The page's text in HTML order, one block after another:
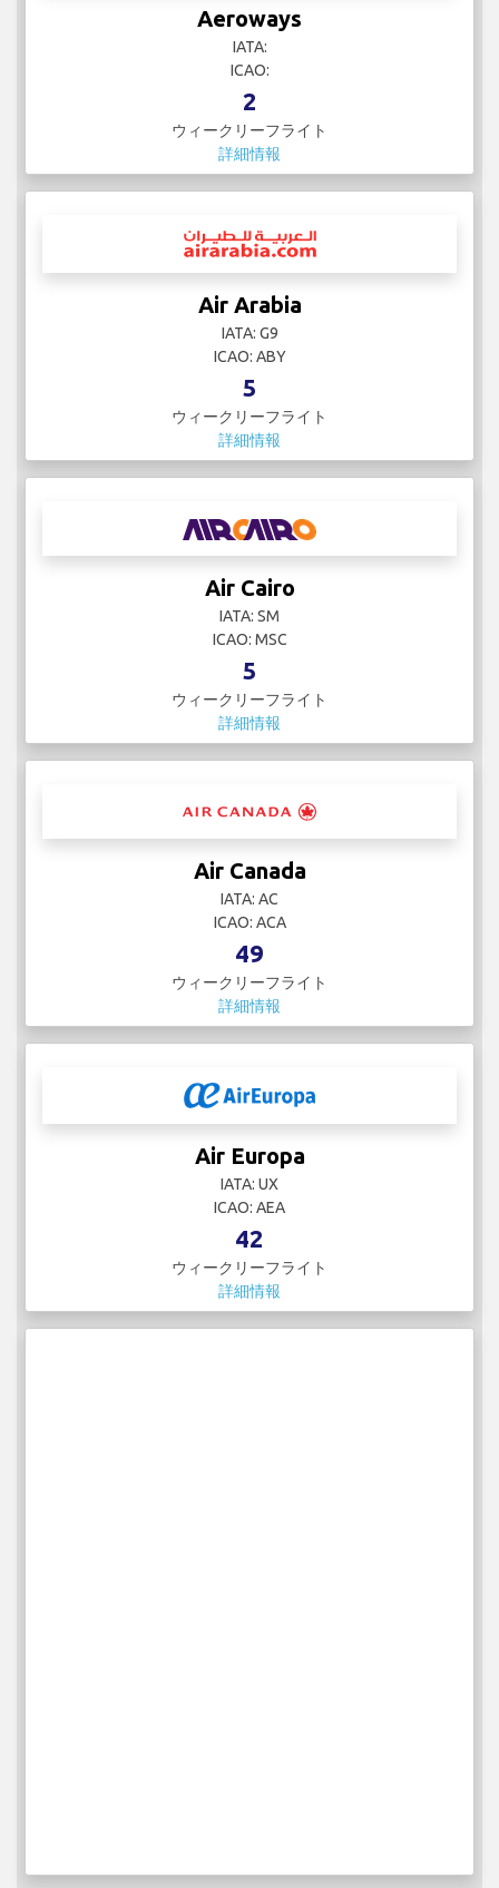
Aeroways
IATA:
ICAO:
2
ウィークリーフライト
詳細情報
Air Arabia
IATA: G9
ICAO: ABY
5
ウィークリーフライト
詳細情報
Air Cairo
IATA: SM
ICAO: MSC
5
ウィークリーフライト
詳細情報
Air Canada
IATA: AC
ICAO: ACA
49
ウィークリーフライト
詳細情報
Air Europa
IATA: UX
ICAO: AEA
42
ウィークリーフライト
詳細情報